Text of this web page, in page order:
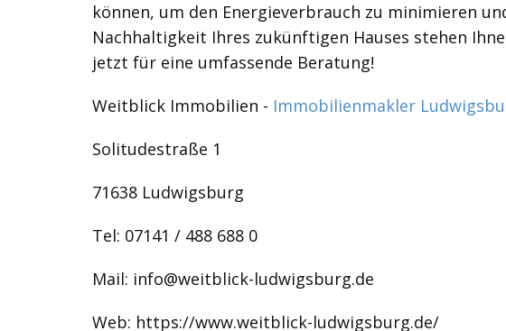
können, um den Energieverbrauch zu minimieren
Nachhaltigkeit Ihres zukünftigen Hauses stehen
jetzt für eine umfassende Beratung!
Weitblick Immobilien - Immobilienmakler
Solitudestraße 1
71638 Ludwigsburg
Tel: 07141 / 488 688 0
Mail: info@weitblick-ludwigsburg.de
Web: https://www.weitblick-ludwigsburg.de/